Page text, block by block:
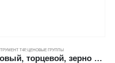
Т4Р, ЦЕНОВЫЕ ГРУППЫ
Диск ТУЛБЕРГ лепестковый, торцевой, зерно 80 (150*22мм)